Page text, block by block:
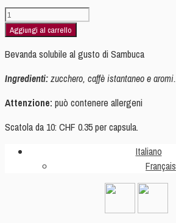
(N15)
-10x
compatibile
Nespresso
-10x
quantità
Aggiungi al carrello
Bevanda solubile al gusto di Sambuca
Ingredienti:zucchero, caffè istantaneo e aromi.
Attenzione: può contenere allergeni
Scatola da 10: CHF 0.35 per capsula.
Italiano
Français